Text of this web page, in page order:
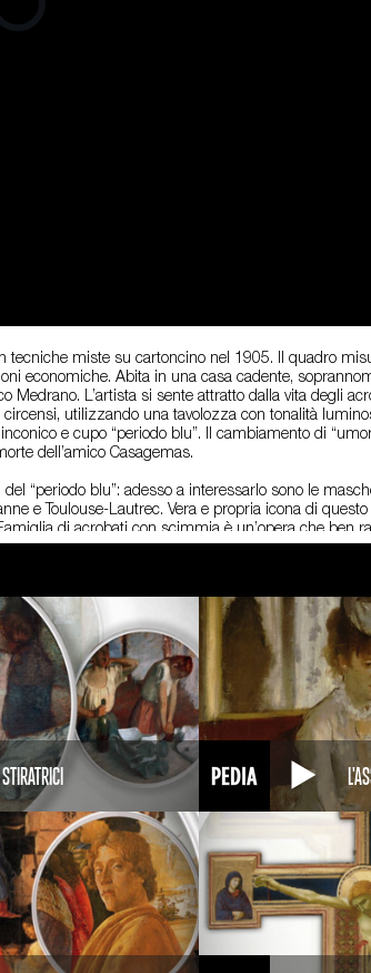
tecniche miste su cartoncino nel 1905. Il quadro
economiche. Abita in una casa cadente,
L’artista si sente attratto dalla vita degli
utilizzando una tavolozza con tonalità
e cupo “periodo blu”. Il cambiamento di
dell’amico Casagemas.
“periodo blu”: adesso a interessarlo sono le
e Toulouse-Lautrec. Vera e propria icona di
di acrobati con scimmia è un’opera che ben
e una scimmia, colti nell’intimità di un camerino.
a una sapiente equilibrio tra spazi pieni e vuoti,
il quale hanno in comune il coraggio e la capacità di
il quadro, gouache, acquerello, pastello e
con i colori puri e violenti che Matisse e i
fa presentire che pochi anni dopo lo stesso